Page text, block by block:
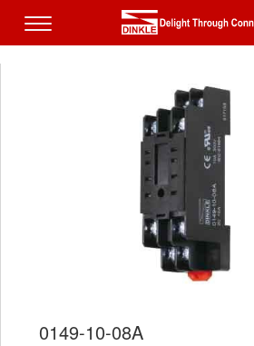
0149-10-08A